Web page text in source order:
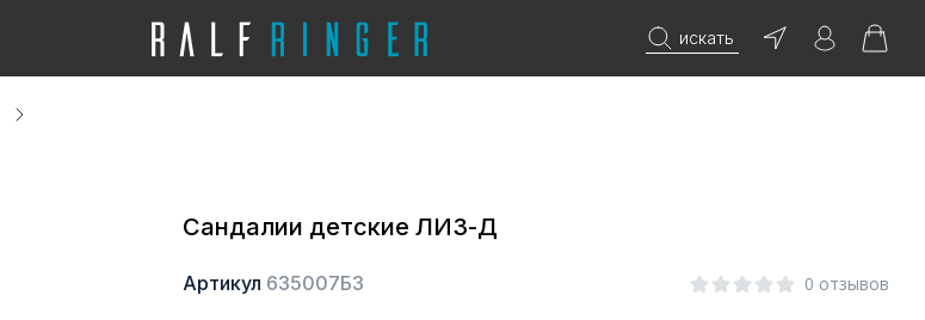
искать
Сандалии детские ЛИЗ-Д
Артикул 635007БЗ 0 отзывов